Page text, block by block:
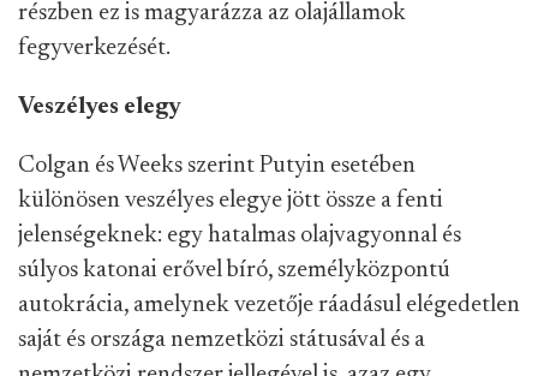
részben ez is magyarázza az olajállamok
fegyverkezését.
Veszélyes elegy
Colgan és Weeks szerint Putyin esetében
különösen veszélyes elegye jött össze a fenti
jelenségeknek: egy hatalmas olajvagyonnal és
súlyos katonai erővel bíró, személyközpontú
autokrácia, amelynek vezetője ráadásul elégedetlen
saját és országa nemzetközi státusával és a